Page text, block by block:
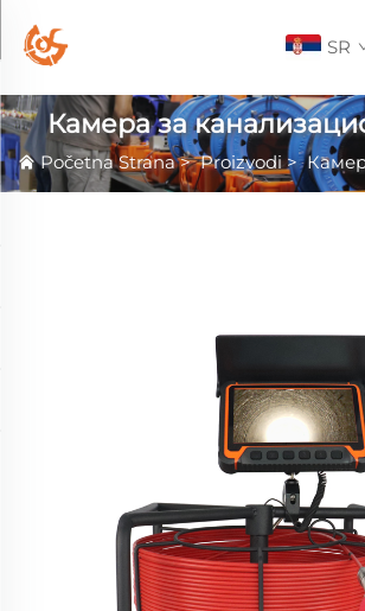
SR
Камера за
Početna Strana>Proizvodi>Камера